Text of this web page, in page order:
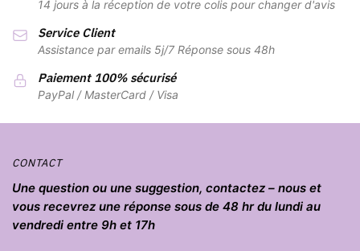
14 jours à la réception de votre colis pour changer d'avis
Service Client
Assistance par emails 5j/7 Réponse sous 48h
Paiement 100% sécurisé
PayPal / MasterCard / Visa
CONTACT
Une question ou une suggestion, contactez – nous et
vous recevrez une réponse sous de 48 hr du lundi au
vendredi entre 9h et 17h